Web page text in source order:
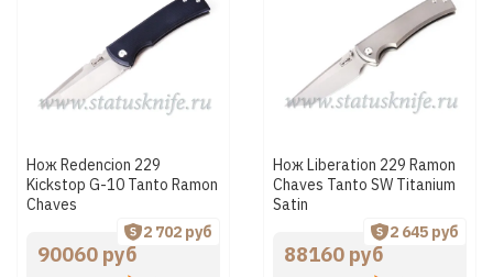
Нож Redencion 229
Kickstop G-10 Tanto Ramon
Chaves
90060 руб
2 702 руб
Нож Liberation 229 Ramon
Chaves Tanto SW Titanium
Satin
88160 руб
2 645 руб